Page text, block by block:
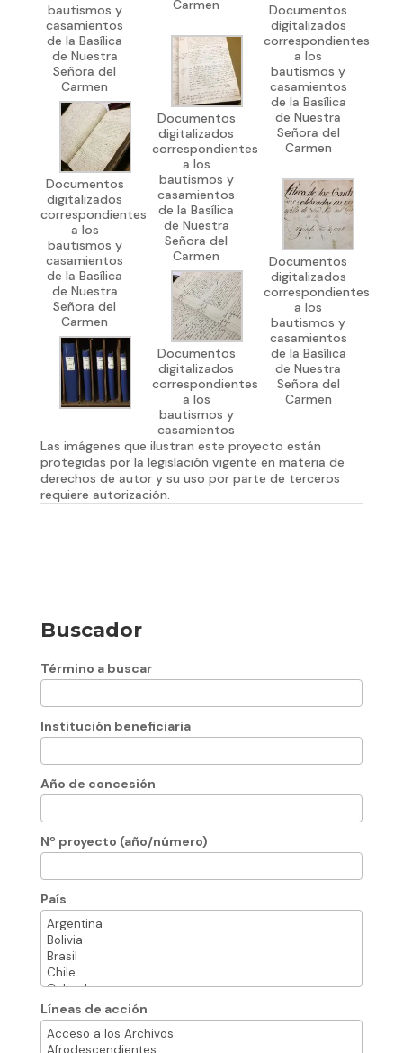
bautismos y
casamientos
de la Basílica
de Nuestra
Señora del
Carmen
Documentos
digitalizados
correspondientes
a los
bautismos y
casamientos
de la Basílica
de Nuestra
Señora del
Carmen
Carmen
Documentos
digitalizados
correspondientes
a los
bautismos y
casamientos
de la Basílica
de Nuestra
Señora del
Carmen
Documentos
digitalizados
correspondientes
a los
bautismos y
casamientos
Documentos
digitalizados
correspondientes
a los
bautismos y
casamientos
de la Basílica
de Nuestra
Señora del
Carmen
Documentos
digitalizados
correspondientes
a los
bautismos y
casamientos
de la Basílica
de Nuestra
Señora del
Carmen
Las imágenes que ilustran este proyecto están
protegidas por la legislación vigente en materia de
derechos de autor y su uso por parte de terceros
requiere autorización.
Buscador
Término a buscar
Institución beneficiaria
Año de concesión
Nº proyecto (año/número)
País
Líneas de acción